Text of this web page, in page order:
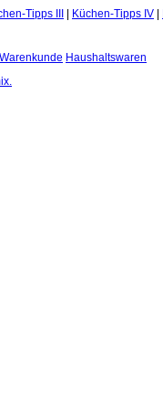
Tipps III Küchen-Tipps IV
Warenkunde Haushaltswaren